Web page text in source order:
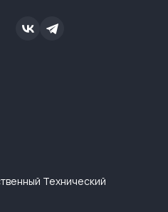
Технический